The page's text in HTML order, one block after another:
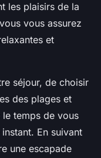
les plaisirs de la
vous assurez
et
séjour, de choisir
des plages et
temps de vous
En suivant
une escapade